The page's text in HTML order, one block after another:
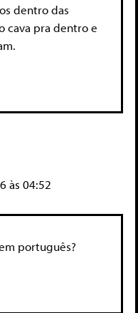
dentro das
cava pra dentro e
às 04:52
português?